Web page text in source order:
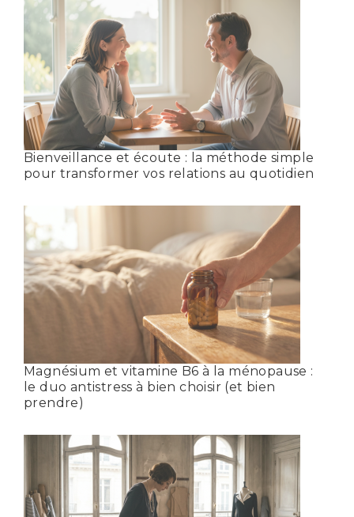
Bienveillance et écoute : la méthode simple
pour transformer vos relations au quotidien
Magnésium et vitamine B6 à la ménopause :
le duo antistress à bien choisir (et bien
prendre)